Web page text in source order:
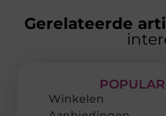
Gerelateerde
Winkelen